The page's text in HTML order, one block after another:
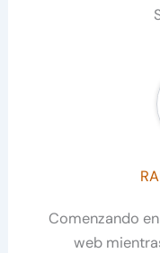
Comenzando
web